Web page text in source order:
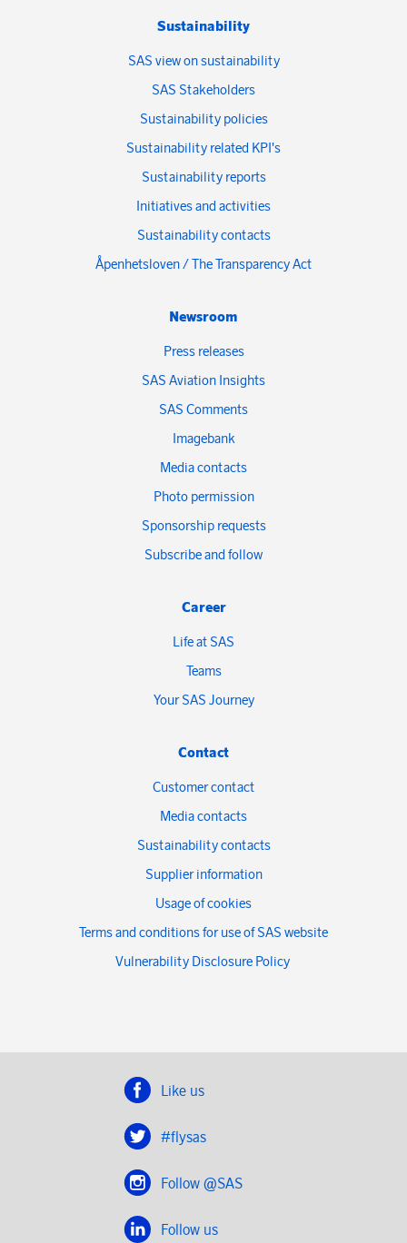
Sustainability
SAS view on sustainability
SAS Stakeholders
Sustainability policies
Sustainability related KPI's
Sustainability reports
Initiatives and activities
Sustainability contacts
Åpenhetsloven / The Transparency Act
Newsroom
Press releases
SAS Aviation Insights
SAS Comments
Imagebank
Media contacts
Photo permission
Sponsorship requests
Subscribe and follow
Career
Life at SAS
Teams
Your SAS Journey
Contact
Customer contact
Media contacts
Sustainability contacts
Supplier information
Usage of cookies
Terms and conditions for use of SAS website
Vulnerability Disclosure Policy
Like us
#flysas
Follow @SAS
Follow us